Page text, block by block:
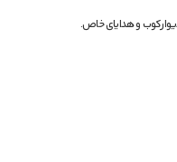
و هدایای خاص.